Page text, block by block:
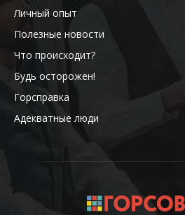
Личный опыт
Полезные новости
Что происходит?
Будь осторожен!
Горсправка
Адекватные люди